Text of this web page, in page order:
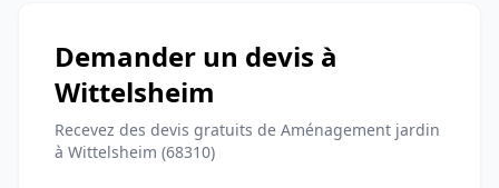
Demander un devis à
Wittelsheim
Recevez des devis gratuits de Aménagement jardin
à Wittelsheim (68310)